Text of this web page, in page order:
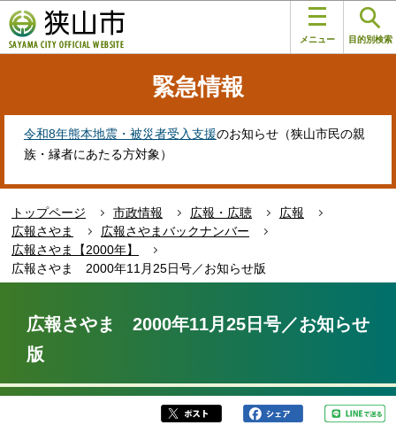
の
ペ
す
メニュー 目的別検索
緊急情報
令和8年熊本地震・被災者受入支援のお知らせ（狭山市民の親
族・縁者にあたる方対象）
トップページ 市政情報 広報・広聴
広報
広報さやま
広報さやまバックナンバー
広報さやま【2000年】
広報さやま 2000年11月25日号／お知らせ版
ら
広報さやま 2000年11月25日号／お知らせ
版